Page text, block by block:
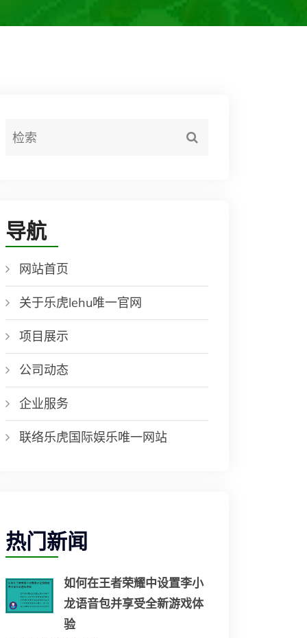
导航
网站首页
关于乐虎lehu唯一官网
项目展示
公司动态
企业服务
联络乐虎国际娱乐唯一网站
热门新闻
如何在王者荣耀中设置李小
龙语音包并享受全新游戏体
验